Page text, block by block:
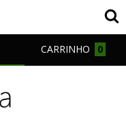
CARRINHO 0